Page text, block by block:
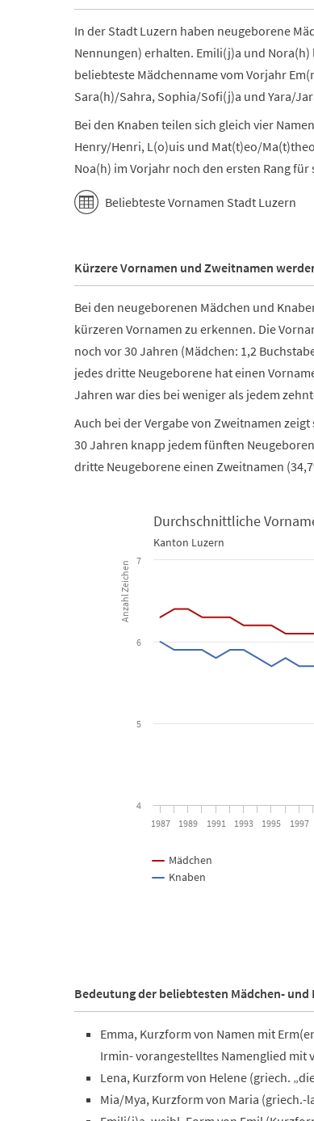
In der Stadt Luzern haben neugeborene
Nennungen) erhalten. Emili(j)a und
beliebteste Mädchenname vom Vorjahr
Sara(h)/Sahra, Sophia/Sofi(j)a und Yara/
Bei den Knaben teilen sich gleich vier
Henry/Henri, L(o)uis und Mat(t)eo/
Noa(h) im Vorjahr noch den ersten Rang
Beliebteste Vornamen Stadt Luzern
Kürzere Vornamen und Zweitnamen
Bei den neugeborenen Mädchen und
kürzeren Vornamen zu erkennen. Die
noch vor 30 Jahren (Mädchen: 1,2
jedes dritte Neugeborene hat einen
Jahren war dies bei weniger als jedem
Auch bei der Vergabe von Zweitnamen
30 Jahren knapp jedem fünften
dritte Neugeborene einen Zweitnamen
Durchschnittliche Vornamenlänge der
Line chart with 2 lines.
Kanton Luzern
View as data table, Durchschnittliche
The chart has 1 Y axis displaying Anzahl
Anzahl Zeichen
Durchschnittliche
Kanton Luzern
Mädchen
Knaben
1987 1989 1991 1993 1995 1997
4
5
6
7
Bedeutung der beliebtesten Mädchen-
Emma, Kurzform von Namen mit
Irmin- vorangestelltes Namenglied mit
Lena, Kurzform von Helene (griech.
Mia/Mya, Kurzform von Maria